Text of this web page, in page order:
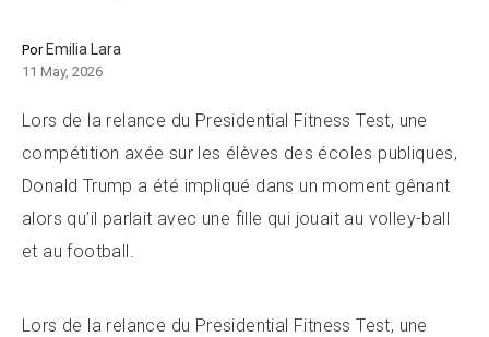
Por Emilia Lara
11 May, 2026
Lors de la relance du Presidential Fitness Test, une
compétition axée sur les élèves des écoles publiques,
Donald Trump a été impliqué dans un moment gênant
alors qu’il parlait avec une fille qui jouait au volley-ball
et au football.
Lors de la relance du Presidential Fitness Test, une